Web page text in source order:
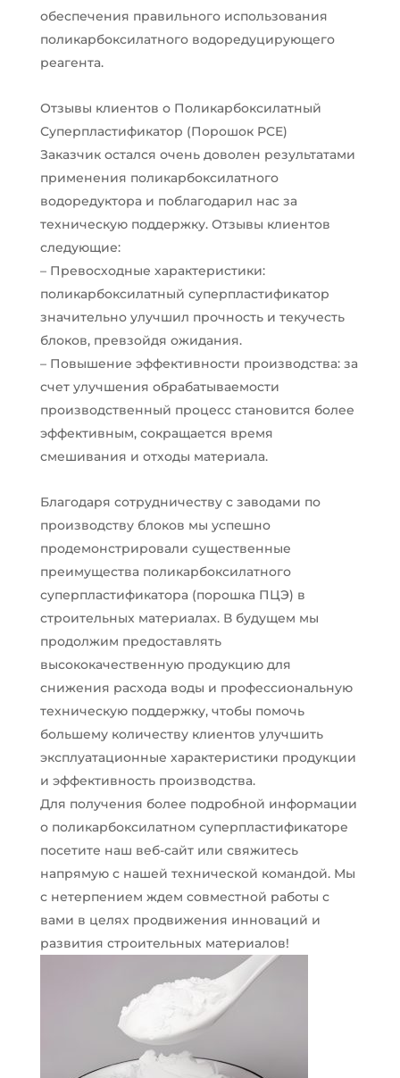
обеспечения правильного использования
поликарбоксилатного водоредуцирующего
реагента.
Отзывы клиентов о Поликарбоксилатный
Суперпластификатор (Порошок PCE)
Заказчик остался очень доволен результатами
применения поликарбоксилатного
водоредуктора и поблагодарил нас за
техническую поддержку. Отзывы клиентов
следующие:
– Превосходные характеристики:
поликарбоксилатный суперпластификатор
значительно улучшил прочность и текучесть
блоков, превзойдя ожидания.
– Повышение эффективности производства: за
счет улучшения обрабатываемости
производственный процесс становится более
эффективным, сокращается время
смешивания и отходы материала.
Благодаря сотрудничеству с заводами по
производству блоков мы успешно
продемонстрировали существенные
преимущества поликарбоксилатного
суперпластификатора (порошка ПЦЭ) в
строительных материалах. В будущем мы
продолжим предоставлять
высококачественную продукцию для
снижения расхода воды и профессиональную
техническую поддержку, чтобы помочь
большему количеству клиентов улучшить
эксплуатационные характеристики продукции
и эффективность производства.
Для получения более подробной информации
о поликарбоксилатном суперпластификаторе
посетите наш веб-сайт или свяжитесь
напрямую с нашей технической командой. Мы
с нетерпением ждем совместной работы с
вами в целях продвижения инноваций и
развития строительных материалов!